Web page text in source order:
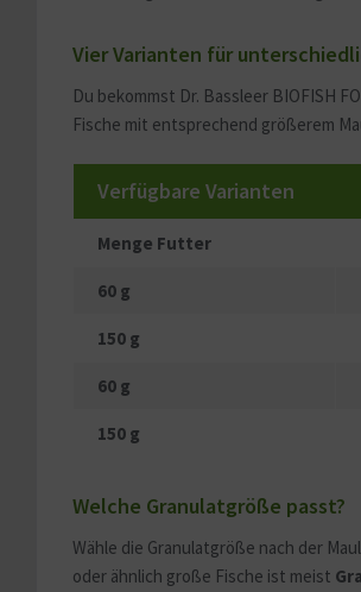
Vier Varianten für
Du bekommst Dr. Bassleer BIOFISH
Fische mit entsprechend größerem
Verfügbare Varianten
Menge Futter
60 g
150 g
60 g
150 g
Welche Granulatgröße passt?
Wähle die Granulatgröße nach der
oder ähnlich große Fische ist meist